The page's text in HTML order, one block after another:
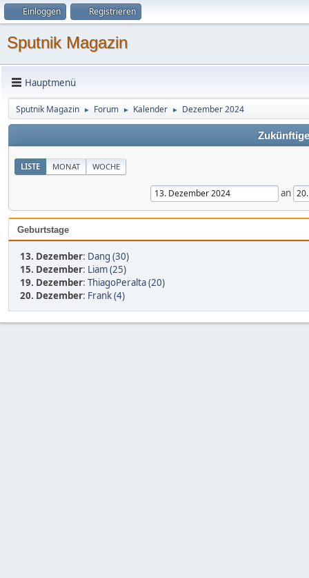
Einloggen Registrieren
Sputnik Magazin
Hauptmenü
Sputnik Magazin ► Forum ► Kalender ► Dezember 2024
LISTE MONAT WOCHE
an
Geburtstage
13. Dezember: Dang (30)
15. Dezember: Liam (25)
19. Dezember: ThiagoPeralta (20)
20. Dezember: Frank (4)